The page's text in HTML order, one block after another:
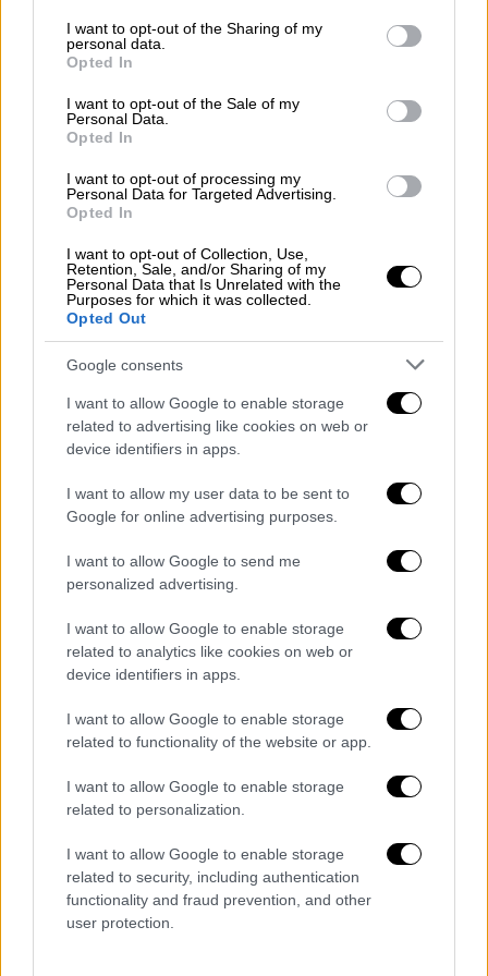
not limited to your visit or usage behaviour. You may click to
grant or deny consent to Google and its third-party tags to
use your data for below specified purposes in below Google
consent section.
I want to opt-out of the Sharing of my
personal data.
Opted In
I want to opt-out of the Sale of my
Personal Data.
Opted In
I want to opt-out of processing my
Personal Data for Targeted Advertising.
Opted In
I want to opt-out of Collection, Use,
Retention, Sale, and/or Sharing of my
Personal Data that Is Unrelated with the
Purposes for which it was collected.
Opted Out
Google consents
I want to allow Google to enable storage
related to advertising like cookies on web or
device identifiers in apps.
I want to allow my user data to be sent to
Google for online advertising purposes.
I want to allow Google to send me
personalized advertising.
I want to allow Google to enable storage
related to analytics like cookies on web or
device identifiers in apps.
I want to allow Google to enable storage
related to functionality of the website or app.
I want to allow Google to enable storage
related to personalization.
I want to allow Google to enable storage
related to security, including authentication
functionality and fraud prevention, and other
user protection.
γίνω το εξιλαστήριο θύμα κανενός».
Σύμφωνα με πληροφορίες που μετέδωσε το
OPEN, σημαντικό ρόλο για την απόφαση
καθαίρεσή του έπαιξε η
διαχείριση από την
αστυνομίατων πρόσφατων
για το σιδηροδρομικό δυστύχημα στα Τέμπη.
Ανακοινώθηκε λίγο νωρίτερα πως στη θέση
τοποθετείται ο Αντιστράτηγος Λάζαρος
Μαυρόπουλος.
Στην ανακοίνωσή του, ο ίδιος αρχικά
αναφέρειότι μοναδικό κριτήριο στην
υπηρεσιακήτουδιαδρομήήταν η προσφορά
προς τηνκοινωνίακαι κάνει μία αναφορά
στην επιχειρησιακή του συμμετοχή στα
εξέγερση» τωνμεταναστώνστην Λέσβο
Εν συνεχεία αναφέρει ότι «στάθηκα
Αστυνομικών Τμημάτωνκαι των μάχιμων
υπηρεσιών του Σώματος και στη μετακίνηση
εξυπηρετούν το κοινωνικό συμφέρον. Πάντα
βρισκόμουν σε "πόλεμο" με τα κυκλώματα
κάθε είδουςπου λυμαίνονται τον κόπο των
Ελλήνων και δρούνε σε βάρος της
«Στις τελευταίες κρίσειςαγνοήθηκαν
υπηρεσιακάτεκμηριωμένες, αντιρρήσεις μου
για πρόσωπα σε μια